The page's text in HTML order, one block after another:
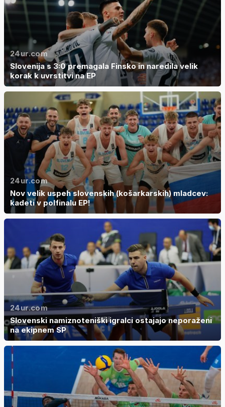
24ur.com
Slovenija s 3:0 premagala Finsko in naredila velik
korak k uvrstitvi na EP
24ur.com
Nov velik uspeh slovenskih (košarkarskih) mladcev:
kadeti v polfinalu EP!
24ur.com
Slovenski namiznoteniški igralci ostajajo neporaženi
na ekipnem SP